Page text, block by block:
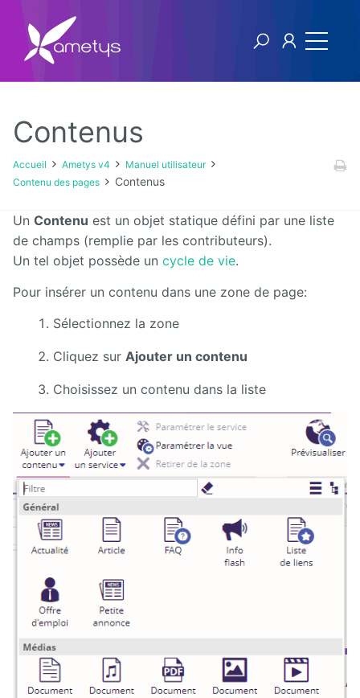
Ametys v4
utilisateur
Manuel
d'installation
d'exploitation
Manuel
Manuel de
paramétrage
et
d'intégration
Manuel
de
mise à
jour
Contenus
Accueil Ametys v4
Manuel utilisateur
Contenu des pages
Contenus
Un Contenu est un objet statique défini par une liste
de champs (remplie par les contributeurs).
Un tel objet possède un cycle de vie.
Pour insérer un contenu dans une zone de page:
Sélectionnez la zone
Cliquez sur Ajouter un contenu
Choisissez un contenu dans la liste